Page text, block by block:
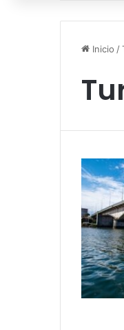
Inicio /